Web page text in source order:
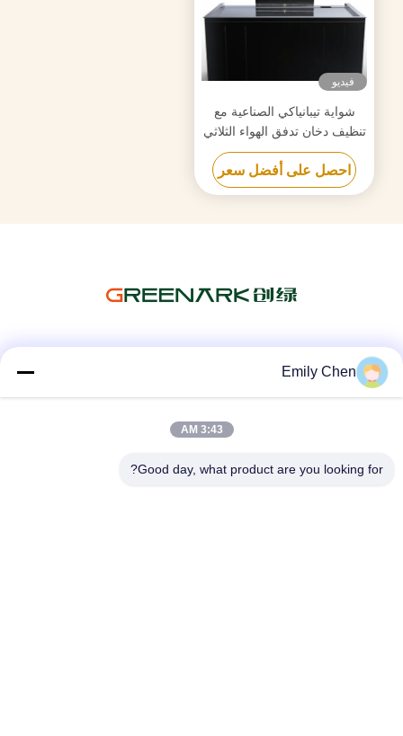
فيديو
شواية تيبانياكي الصناعية مع
تنظيف دخان تدفق الهواء الثلاثي
وتكنولوجيا مكافحة انسداد
احصل على أفضل سعر
Emily Chen
3:43 AM
Good day, what product are you looking for?